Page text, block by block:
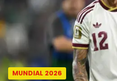
MUNDIAL 2026